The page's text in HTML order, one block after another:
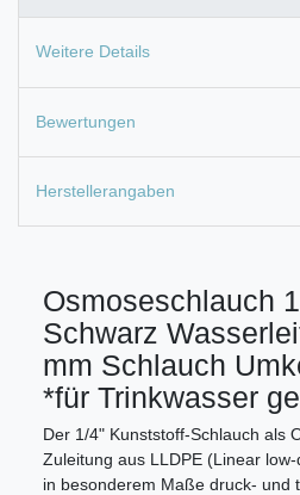
Weitere Details
Bewertungen
Herstellerangaben
Osmoseschlauch
Schwarz
mm Schlauch
*für Trinkwasser
Der 1/4" Kunststoff-Schlauch als
Zuleitung aus LLDPE (Linear
in besonderem Maße druck- und